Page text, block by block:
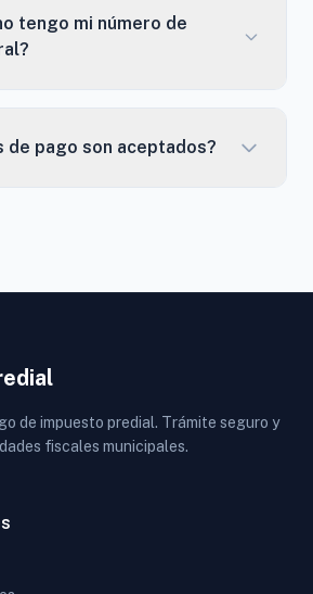
tengo mi número de
de pago son aceptados?
de impuesto predial. Trámite seguro y
fiscales municipales.